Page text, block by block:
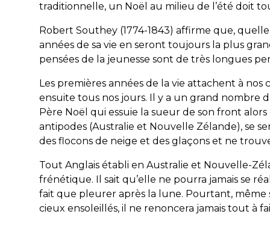
traditionnelle, un Noël au milieu de l’été doit
Robert Southey (1774-1843) affirme que,
années de sa vie en seront toujours la plus
pensées de la jeunesse sont de très longues
Les premières années de la vie attachent à
ensuite tous nos jours. Il y a un grand nombre
Père Noël qui essuie la sueur de son front alors
antipodes (Australie et Nouvelle Zélande), se
des flocons de neige et des glaçons et ne
Tout Anglais établi en Australie et Nouvelle-
frénétique. Il sait qu’elle ne pourra jamais se
fait que pleurer après la lune. Pourtant, même
cieux ensoleillés, il ne renoncera jamais tout à